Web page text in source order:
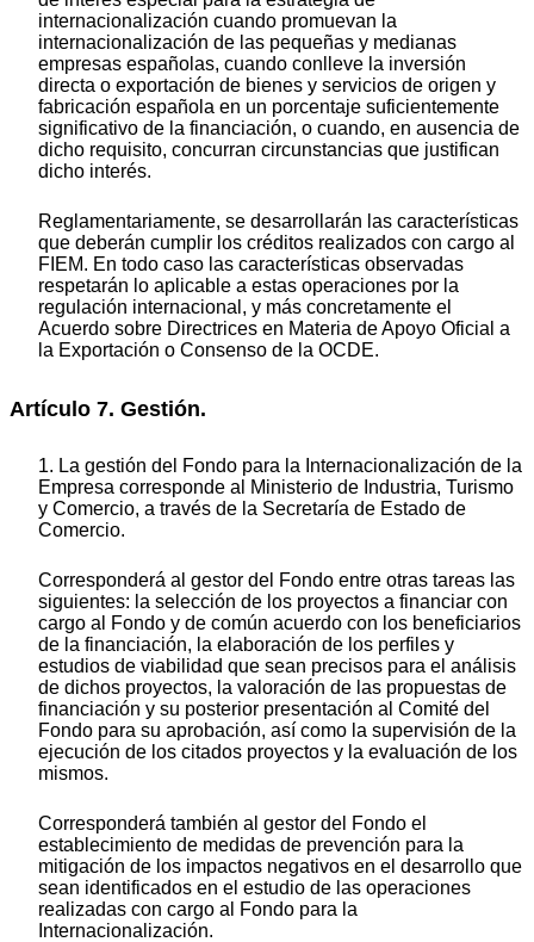
internacionalización cuando promuevan la
internacionalización de las pequeñas y medianas
empresas españolas, cuando conlleve la inversión
directa o exportación de bienes y servicios de origen y
fabricación española en un porcentaje suficientemente
significativo de la financiación, o cuando, en ausencia de
dicho requisito, concurran circunstancias que justifican
dicho interés.
Reglamentariamente, se desarrollarán las características
que deberán cumplir los créditos realizados con cargo al
FIEM. En todo caso las características observadas
respetarán lo aplicable a estas operaciones por la
regulación internacional, y más concretamente el
Acuerdo sobre Directrices en Materia de Apoyo Oficial a
la Exportación o Consenso de la OCDE.
Artículo 7. Gestión.
1. La gestión del Fondo para la Internacionalización de la
Empresa corresponde al Ministerio de Industria, Turismo
y Comercio, a través de la Secretaría de Estado de
Comercio.
Corresponderá al gestor del Fondo entre otras tareas las
siguientes: la selección de los proyectos a financiar con
cargo al Fondo y de común acuerdo con los beneficiarios
de la financiación, la elaboración de los perfiles y
estudios de viabilidad que sean precisos para el análisis
de dichos proyectos, la valoración de las propuestas de
financiación y su posterior presentación al Comité del
Fondo para su aprobación, así como la supervisión de la
ejecución de los citados proyectos y la evaluación de los
mismos.
Corresponderá también al gestor del Fondo el
establecimiento de medidas de prevención para la
mitigación de los impactos negativos en el desarrollo que
sean identificados en el estudio de las operaciones
realizadas con cargo al Fondo para la
Internacionalización.